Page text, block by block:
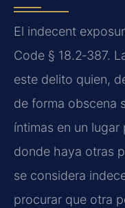
El indecent
Code § 18.2‑387.
este delito quien,
de forma obscena
íntimas en un
donde haya otras
se considera
procurar que otra